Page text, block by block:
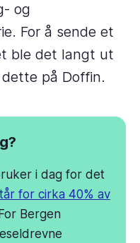
og
For å sende et
ble det langt ut
på Doffin.
i dag for det
for cirka 40% av
Bergen